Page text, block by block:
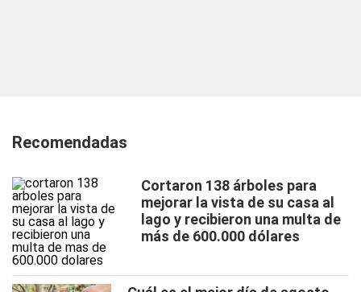
Recomendadas
Cortaron 138 árboles para
mejorar la vista de su casa al
lago y recibieron una multa de
más de 600.000 dólares